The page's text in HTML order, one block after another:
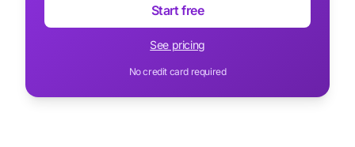
Start free
See pricing
No credit card required